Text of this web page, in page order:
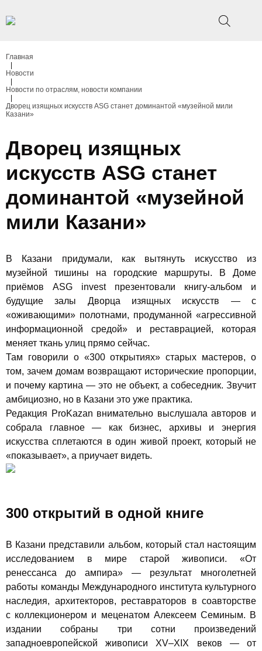
Главная
Новости
Новости по отраслям, новости компании
Дворец изящных искусств ASG станет доминантой «музейной мили
Казани»
Дворец изящных
искусств ASG станет
доминантой «музейной
мили Казани»
В Казани придумали, как вытянуть искусство из
музейной тишины на городские маршруты. В Доме
приёмов ASG invest презентовали книгу-альбом и
будущие залы Дворца изящных искусств — с
«оживающими» полотнами, продуманной «агрессивной
информационной средой» и реставрацией, которая
меняет ткань улиц прямо сейчас.
Там говорили о «300 открытиях» старых мастеров, о
том, зачем домам возвращают исторические пропорции,
и почему картина — это не объект, а собеседник. Звучит
амбициозно, но в Казани это уже практика.
Редакция ProKazan внимательно выслушала авторов и
собрала главное — как бизнес, архивы и энергия
искусства сплетаются в один живой проект, который не
«показывает», а приучает видеть.
300 открытий в одной книге
В Казани представили альбом, который стал настоящим
исследованием в мире старой живописи. «От
ренессанса до ампира» — результат многолетней
работы команды Международного института культурного
наследия, архитекторов, реставраторов в соавторстве
с коллекционером и меценатом Алексеем Семиным. В
издании собраны три сотни произведений
западноевропейской живописи XV–XIX веков — от